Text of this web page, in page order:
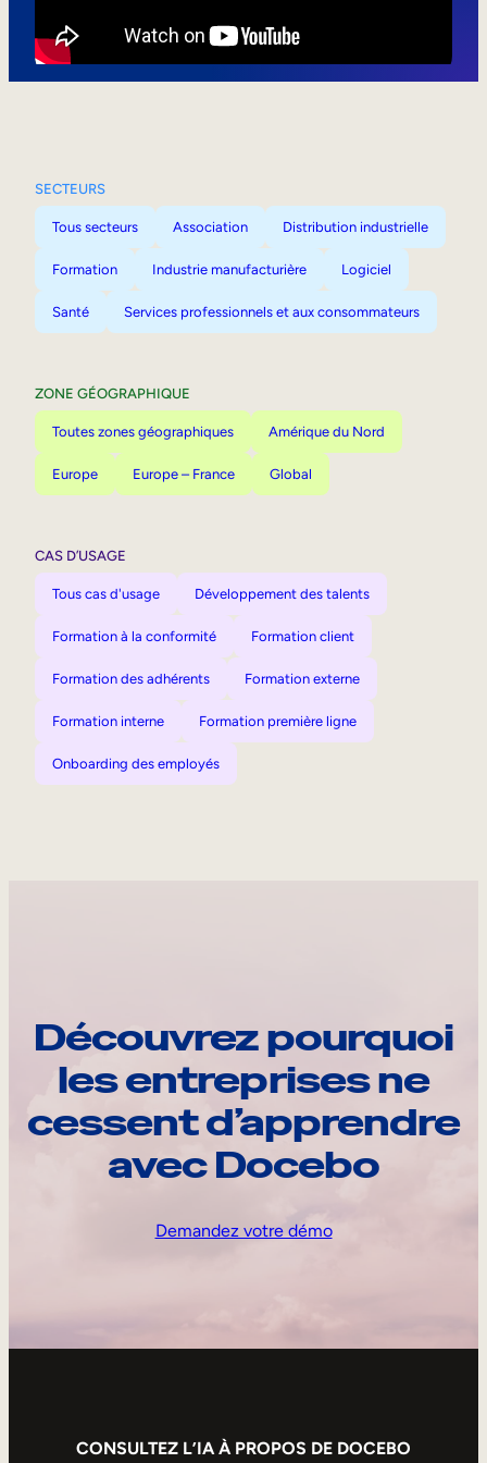
SECTEURS
Tous secteurs Association Distribution industrielle
Formation Industrie manufacturière Logiciel
Santé Services professionnels et aux consommateurs
ZONE GÉOGRAPHIQUE
Toutes zones géographiques Amérique du Nord
Europe Europe – France Global
CAS D’USAGE
Tous cas d'usage Développement des talents
Formation à la conformité Formation client
Formation des adhérents Formation externe
Formation interne Formation première ligne
Onboarding des employés
Découvrez pourquoi
les entreprises ne
cessent d’apprendre
avec Docebo
Demandez votre démo
CONSULTEZ L’IA À PROPOS DE DOCEBO